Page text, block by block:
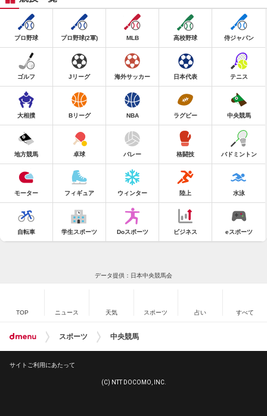
プロ野球 プロ野球(2軍) MLB 高校野球 侍ジャパン
ゴルフ Jリーグ 海外サッカー 日本代表 テニス
大相撲 Bリーグ NBA ラグビー 中央競馬
地方競馬 卓球 バレー 格闘技 バドミントン
モーター フィギュア ウィンター 陸上 水泳
自転車 学生スポーツ Doスポーツ ビジネス eスポーツ
データ提供：日本中央競馬会
TOP ニュース 天気 スポーツ 占い すべて
スポーツ 中央競馬
サイトご利用にあたって
(C) NTT DOCOMO, INC.